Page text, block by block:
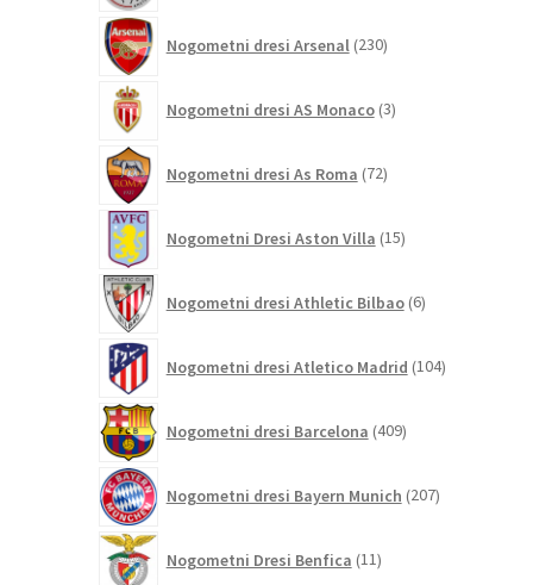
Nogometni dresi Arsenal 230izdelkov
Nogometni dresi AS Monaco 3izdelki
Nogometni dresi As Roma 72izdelkov
Nogometni Dresi Aston Villa 15izdelkov
Nogometni dresi Athletic Bilbao 6izdelkov
Nogometni dresi Atletico Madrid 104izdelki
Nogometni dresi Barcelona 409izdelkov
Nogometni dresi Bayern Munich 207izdelkov
Nogometni Dresi Benfica 11izdelkov